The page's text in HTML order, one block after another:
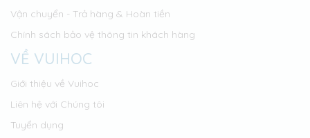
Vận chuyển - Trả hàng & Hoàn tiền
Chính sách bảo vệ thông tin khách hàng
VỀ VUIHOC
Giới thiệu về Vuihoc
Liên hệ với Chúng tôi
Tuyển dụng